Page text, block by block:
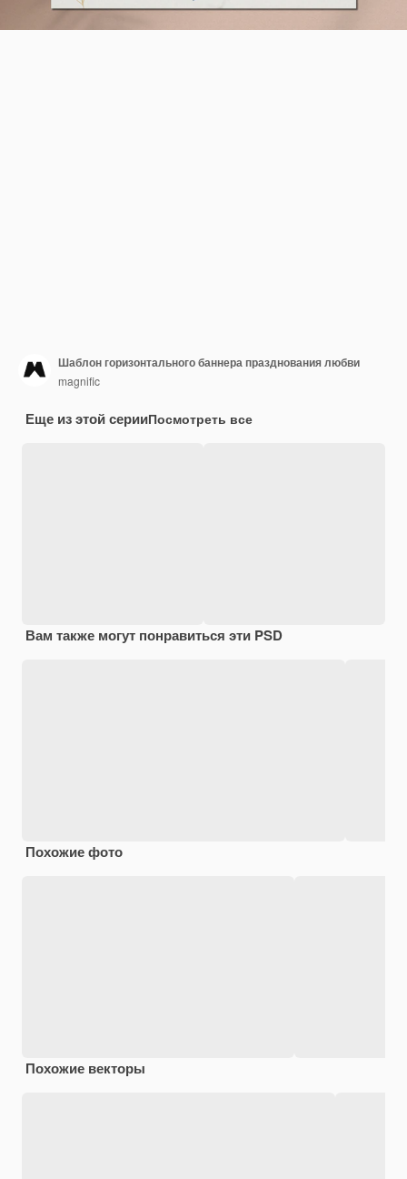
Шаблон горизонтального баннера празднования любви
magnific
Еще из этой серииПосмотреть все
Вам также могут понравиться эти PSD
Похожие фото
Похожие векторы